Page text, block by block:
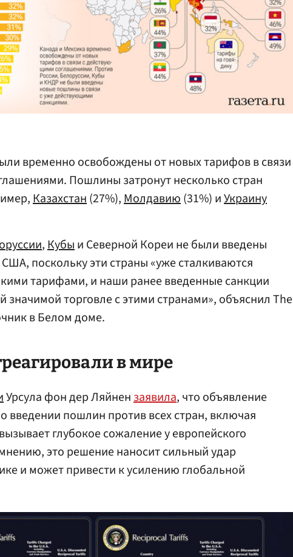
временно освобождены от новых тарифов в связи
Пошлины затронут несколько стран
Казахстан(27%),Молдавию(31%) иУкраину
,Кубыи Северной Кореи не были введены
поскольку эти страны «уже сталкиваются
тарифами, и наши ранее введенные санкции
значимой торговле с этими странами», объяснил The
в Белом доме.
в мире
Урсула фон дер Ляйнензаявила, что объявление
введении пошлин против всех стран, включая
глубокое сожаление у европейского
это решение наносит сильный удар
и может привести к усилению глобальной